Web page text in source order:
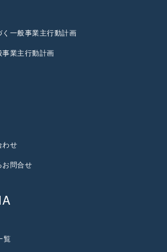
一般事業主行動計画
業主行動計画
わせ
お問合せ
覧